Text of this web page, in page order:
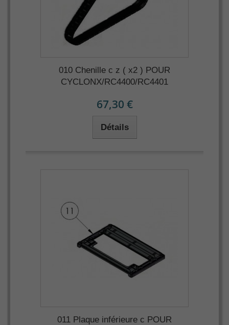
010 Chenille c z ( x2 ) POUR
CYCLONX/RC4400/RC4401
67,30 €
Détails
011 Plaque inférieure c POUR